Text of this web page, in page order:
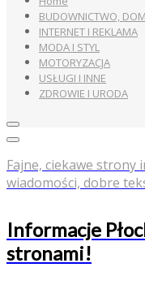
BUDOWNICTWO, DOM
INTERNET I REKLAMA
MODA I STYL
MOTORYZACJA
USŁUGI I INNE
ZDROWIE I URODA
Fajne, ciekawe strony
wiadomości, dobre
Informacje
stronami!